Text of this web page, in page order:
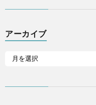
アーカイブ